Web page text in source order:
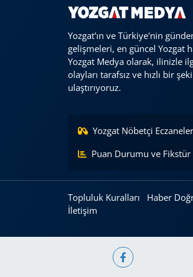
Yozgat'ın ve Türkiye'nin
gelişmeleri, en güncel Yozgat
Yozgat Medya olarak, ilinizle
olayları tarafsız ve hızlı bir
ulaştırıyoruz.
Yozgat Nöbetçi Eczaneler
Puan Durumu ve Fikstür
Topluluk Kuralları Haber
İletişim